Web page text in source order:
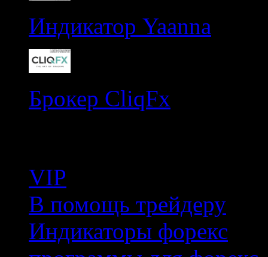
Индикатор Yaanna
Брокер CliqFx
VIP
В помощь трейдеру
Индикаторы форекс